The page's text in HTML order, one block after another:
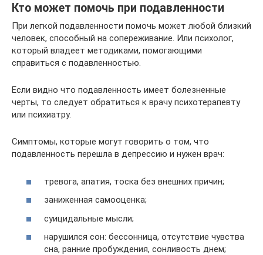
Кто может помочь при подавленности
При легкой подавленности помочь может любой близкий
человек, способный на сопереживание. Или психолог,
который владеет методиками, помогающими
справиться с подавленностью.
Если видно что подавленность имеет болезненные
черты, то следует обратиться к врачу психотерапевту
или психиатру.
Симптомы, которые могут говорить о том, что
подавленность перешла в депрессию и нужен врач:
тревога, апатия, тоска без внешних причин;
заниженная самооценка;
суицидальные мысли;
нарушился сон: бессонница, отсутствие чувства
сна, ранние пробуждения, сонливость днем;